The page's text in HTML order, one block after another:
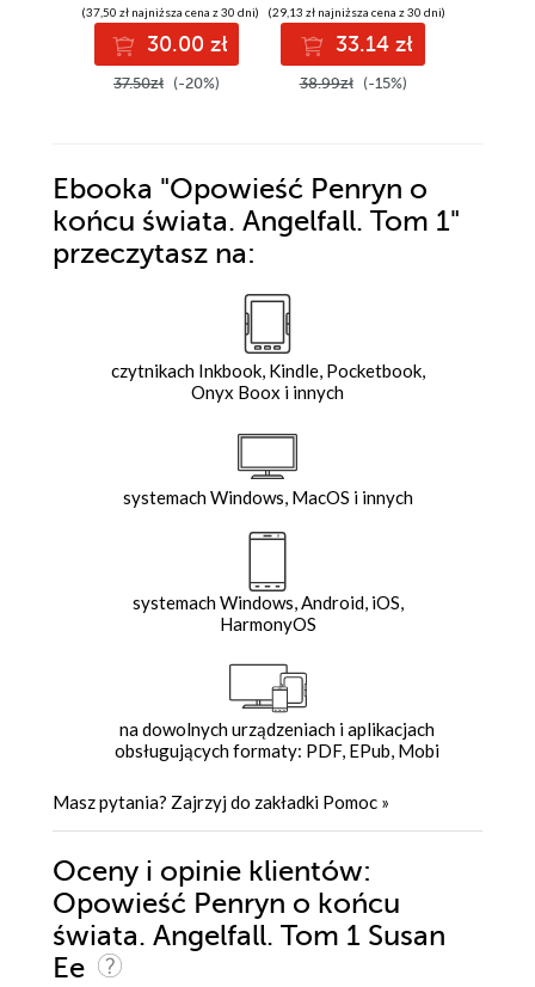
(37,50 zł najniższa cena z 30 dni)
30.00 zł
37.50zł (-20%)
(29,13 zł najniższa cena z 30 dni)
33.14 zł
38.99zł (-15%)
Ebooka "Opowieść Penryn o
końcu świata. Angelfall. Tom 1"
przeczytasz na:
czytnikach Inkbook, Kindle, Pocketbook,
Onyx Boox i innych
systemach Windows, MacOS i innych
systemach Windows, Android, iOS,
HarmonyOS
na dowolnych urządzeniach i aplikacjach
obsługujących formaty: PDF, EPub, Mobi
Masz pytania? Zajrzyj do zakładki Pomoc »
Oceny i opinie klientów:
Opowieść Penryn o końcu
świata. Angelfall. Tom 1 Susan
Ee